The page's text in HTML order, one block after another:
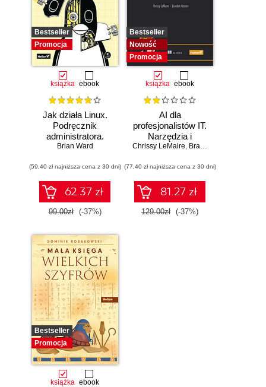
Bestseller
Promocja
książka ebook
Jak działa Linux.
Podręcznik
administratora.
Wydanie III
Brian Ward
(59,40 zł najniższa cena z 30 dni)
62.37 zł
99.00zł (-37%)
Bestseller
Nowość
Promocja
książka ebook
AI dla
profesjonalistów IT.
Narzędzia i
techniki
produktywność
Chrissy LeMaire, Brandon Abshire
(77,40 zł najniższa cena z 30 dni)
81.27 zł
129.00zł (-37%)
Bestseller
Promocja
książka ebook